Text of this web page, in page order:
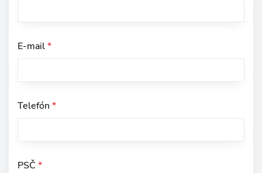
E-mail*
Telefón *
PSČ *